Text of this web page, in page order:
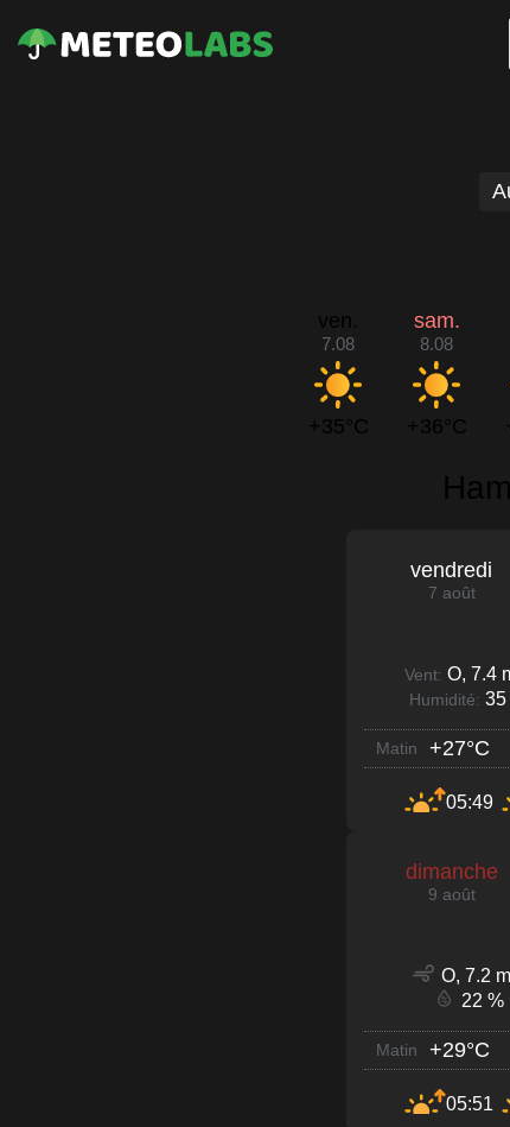
ven.
7.08
+35°C
sam.
8.08
+36°C
vendredi
7 août
Vent: O, 7.4
Humidité: 35
Matin +27°C
05:49
dimanche
9 août
O, 7.2
22 %
Matin +29°C
05:51